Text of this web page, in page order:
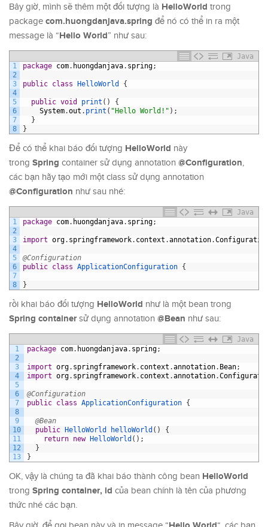
Bây giờ, mình sẽ thêm một đối tượng là HelloWorld trong
package com.huongdanjava.spring để nó có thể in ra một
message là “Hello World” như sau:
Java
1
2
3
4
5
6
7
8
package com. huongdanjava. spring;
public class HelloWorld {
public void print ( )
{
System.out . print ( "Hello World!" ) ;
}
}
Để có thể khai báo đối tượng HelloWorld này
trong Spring container sử dụng annotation @Configuration,
các bạn hãy tạo mới một class sử dụng annotation
@Configuration như sau nhé:
Java
1
2
3
4
5
6
7
8
package com. huongdanjava. spring;
import org. springframework. context .annotation.
@Configuration
public class ApplicationConfiguration {
}
rồi khai báo đối tượng HelloWorld như là một bean trong
Spring containersử dụng annotation @Bean như sau:
Java
1
2
3
4
5
6
7
8
9
10
11
12
13
package com. huongdanjava. spring;
import org. springframework. context .annotation. Bean;
import org. springframework. context .annotation.
@Configuration
public class ApplicationConfiguration {
@Bean
public HelloWorld helloWorld ( )
{
return new HelloWorld ( ) ;
}
}
OK, vậy là chúng ta đã khai báo thành công bean HelloWorld
trong Spring container, id của bean chính là tên của phương
thức nhé các bạn.